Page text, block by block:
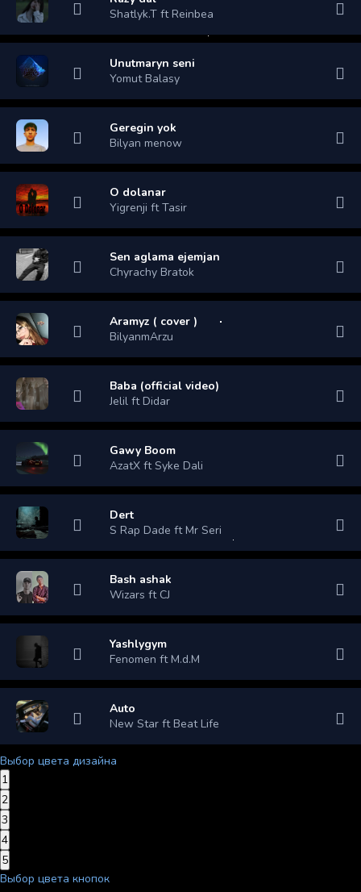
Shatlyk.T ft Reinbea
Unutmaryn seni
Yomut Balasy
Geregin yok
Bilyan menow
O dolanar
Yigrenji ft Tasir
Sen aglama ejemjan
Chyrachy Bratok
Aramyz ( cover )
BilyanmArzu
Baba (official video)
Jelil ft Didar
Gawy Boom
AzatX ft Syke Dali
Dert
S Rap Dade ft Mr Seri
Bash ashak
Wizars ft CJ
Yashlygym
Fenomen ft M.d.M
Auto
New Star ft Beat Life
Выбор цвета дизайна
1
2
3
4
5
Выбор цвета кнопок